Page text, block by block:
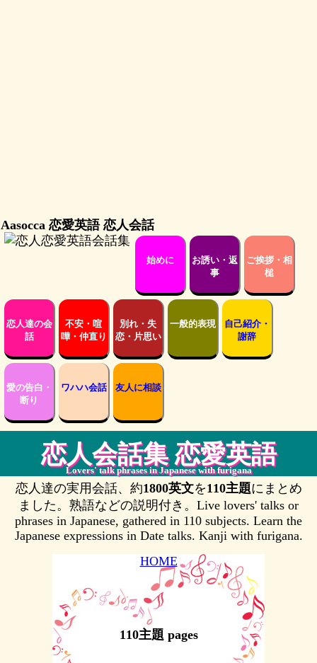
Aasocca 恋愛英語 恋人会話
始めに
お誘い・返
事
ご挨拶・相
槌
恋人達の会
話
不安・喧
嘩・仲直り
別れ・失
恋・片思い
一般的表現
自己紹介・
謝辞
愛の告白・
断り
ワハハ会話 友人に相談
恋人会話集 恋愛英語
Lovers' talk phrases in Japanese with furigana
恋人達の実用会話、約1800英文を110主題にまとめ
ました。熟語などの説明付き。Live lovers' talks or
phrases in Japanese, gathered in 110 subjects. Learn the
Japanese expressions in Date talks. Kanji with furigana.
HOME
110主題 pages